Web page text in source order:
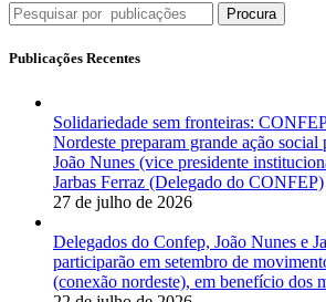
Procura
Publicações Recentes
Solidariedade sem fronteiras:
Nordeste preparam grande ação social
João Nunes (vice presidente
Jarbas Ferraz (Delegado do CONFEP)
27 de julho de 2026
Delegados do Confep, João Nunes e
participarão em setembro de
(conexão nordeste), em benefício dos